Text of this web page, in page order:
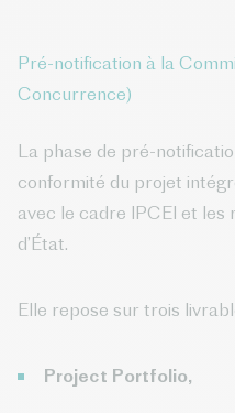
Pré-notification à la
Concurrence)
La phase de pré-
conformité du projet
avec le cadre IPCEI et les
d’État.
Elle repose sur trois
Project Portfolio,